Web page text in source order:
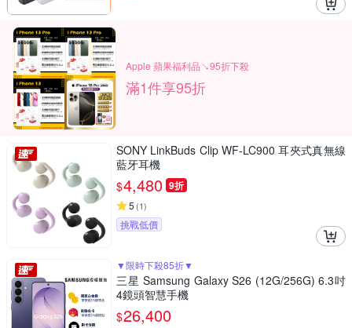
Apple 蘋果福利品↘95折下殺
滿1件享95折
SONY LinkBuds Clip WF-LC900 耳夾式真無線
藍牙耳機
$4,480 9折
5 (1)
挑戰低價
▼限時下殺85折▼
三星 Samsung Galaxy S26 (12G/256G) 6.3吋
4鏡頭智慧手機
$26,400